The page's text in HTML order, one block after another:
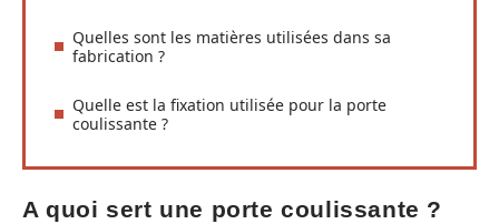
Quelles sont les matières utilisées dans sa
fabrication ?
Quelle est la fixation utilisée pour la porte
coulissante ?
A quoi sert une porte coulissante ?